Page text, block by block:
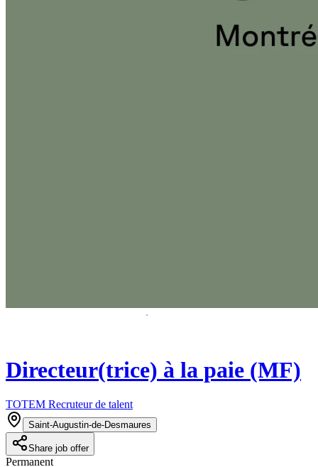
Directeur(trice) à la paie (MF)
TOTEM Recruteur de talent
Saint-Augustin-de-Desmaures
Share job offer
Permanent